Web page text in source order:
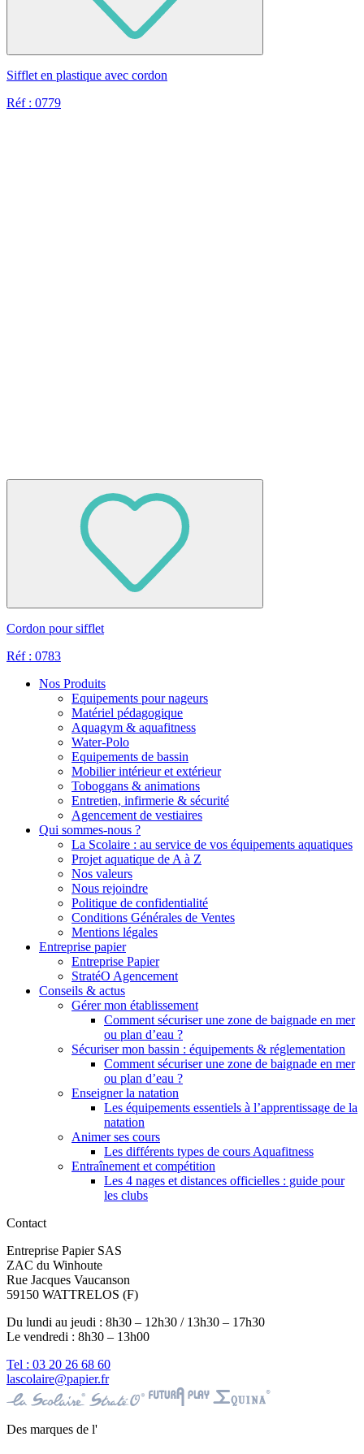
Sifflet en plastique avec cordon
Réf : 0779
Cordon pour sifflet
Réf : 0783
Nos Produits
Equipements pour nageurs
Matériel pédagogique
Aquagym & aquafitness
Water-Polo
Equipements de bassin
Mobilier intérieur et extérieur
Toboggans & animations
Entretien, infirmerie & sécurité
Agencement de vestiaires
Qui sommes-nous ?
La Scolaire : au service de vos équipements aquatiques
Projet aquatique de A à Z
Nos valeurs
Nous rejoindre
Politique de confidentialité
Conditions Générales de Ventes
Mentions légales
Entreprise papier
Entreprise Papier
StratéO Agencement
Conseils & actus
Gérer mon établissement
Comment sécuriser une zone de baignade en mer
ou plan d’eau ?
Sécuriser mon bassin : équipements & réglementation
Comment sécuriser une zone de baignade en mer
ou plan d’eau ?
Enseigner la natation
Les équipements essentiels à l’apprentissage de la
natation
Animer ses cours
Les différents types de cours Aquafitness
Entraînement et compétition
Les 4 nages et distances officielles : guide pour
les clubs
Contact
Entreprise Papier SAS
ZAC du Winhoute
Rue Jacques Vaucanson
59150 WATTRELOS (F)
Du lundi au jeudi : 8h30 – 12h30 / 13h30 – 17h30
Le vendredi : 8h30 – 13h00
Tel : 03 20 26 68 60
lascolaire@papier.fr
Des marques de l'